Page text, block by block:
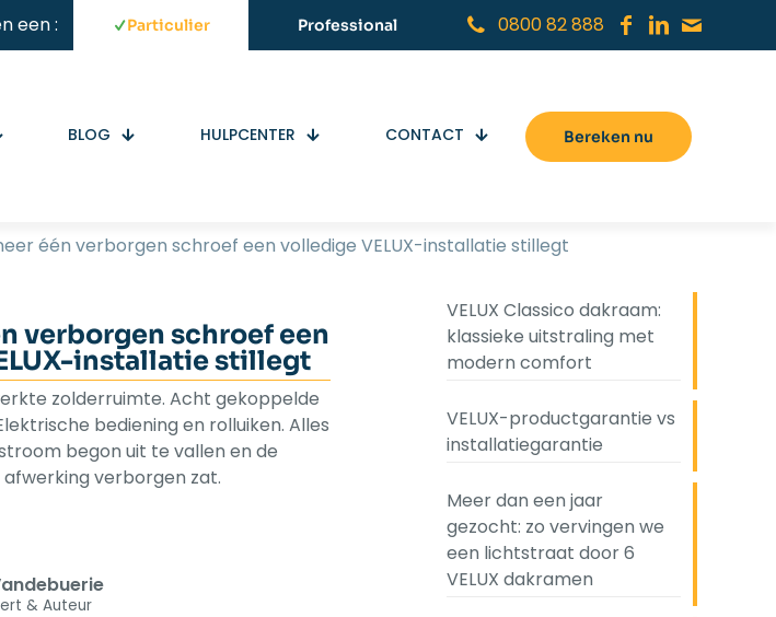
een : Particulier Professional 0800 82 888
BLOG HULPCENTER CONTACT Bereken nu
één verborgen schroef een volledige VELUX-installatie stillegt
verborgen schroef een
installatie stillegt
zolderruimte. Acht gekoppelde
bediening en rolluiken. Alles
begon uit te vallen en de
verborgen zat.
& Auteur
VELUX Classico dakraam:
klassieke uitstraling met
modern comfort
VELUX-productgarantie vs
installatiegarantie
Meer dan een jaar
gezocht: zo vervingen we
een lichtstraat door 6
VELUX dakramen